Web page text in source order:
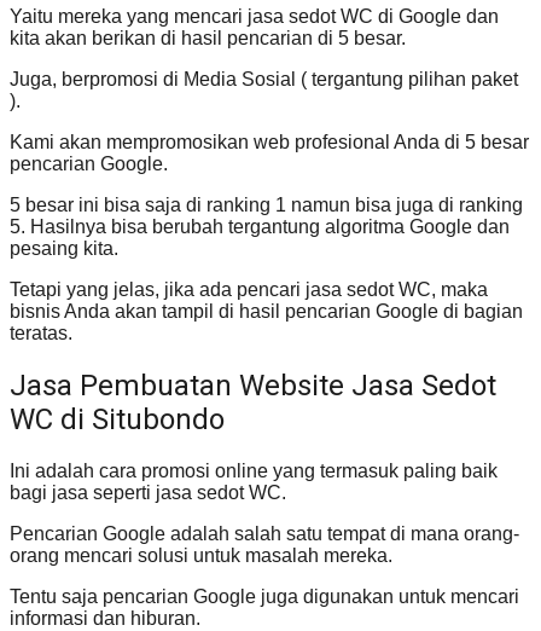
Yaitu mereka yang mencari jasa sedot WC di Google dan
kita akan berikan di hasil pencarian di 5 besar.
Juga, berpromosi di Media Sosial ( tergantung pilihan paket
).
Kami akan mempromosikan web profesional Anda di 5 besar
pencarian Google.
5 besar ini bisa saja di ranking 1 namun bisa juga di ranking
5. Hasilnya bisa berubah tergantung algoritma Google dan
pesaing kita.
Tetapi yang jelas, jika ada pencari jasa sedot WC, maka
bisnis Anda akan tampil di hasil pencarian Google di bagian
teratas.
Jasa Pembuatan Website Jasa Sedot
WC di Situbondo
Ini adalah cara promosi online yang termasuk paling baik
bagi jasa seperti jasa sedot WC.
Pencarian Google adalah salah satu tempat di mana orang-
orang mencari solusi untuk masalah mereka.
Tentu saja pencarian Google juga digunakan untuk mencari
informasi dan hiburan.